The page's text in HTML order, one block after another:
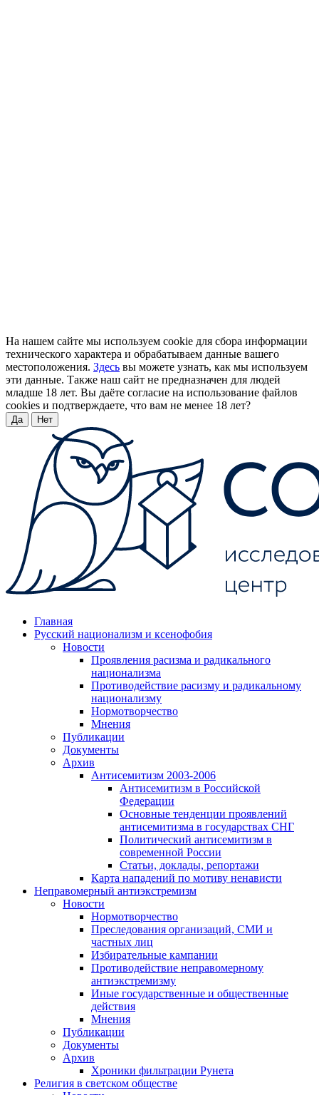
На нашем сайте мы используем cookie для сбора информации
технического характера и обрабатываем данные вашего
местоположения. Здесь вы можете узнать, как мы используем
эти данные. Также наш сайт не предназначен для людей
младше 18 лет. Вы даёте согласие на использование файлов
cookies и подтверждаете, что вам не менее 18 лет?
Да Нет
Главная
Русский национализм и ксенофобия
Новости
Проявления расизма и радикального
национализма
Противодействие расизму и радикальному
национализму
Нормотворчество
Мнения
Публикации
Документы
Архив
Антисемитизм 2003-2006
Антисемитизм в Российской
Федерации
Основные тенденции проявлений
антисемитизма в государствах СНГ
Политический антисемитизм в
современной России
Статьи, доклады, репортажи
Карта нападений по мотиву ненависти
Неправомерный антиэкстремизм
Новости
Нормотворчество
Преследования организаций, СМИ и
частных лиц
Избирательные кампании
Противодействие неправомерному
антиэкстремизму
Иные государственные и общественные
действия
Мнения
Публикации
Документы
Архив
Хроники фильтрации Рунета
Религия в светском обществе